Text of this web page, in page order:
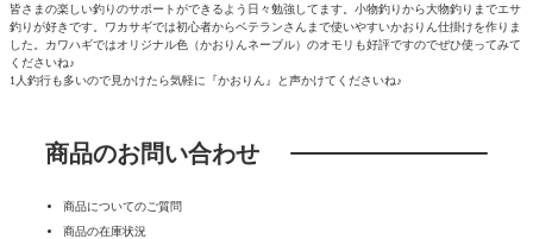
皆さまの楽しい釣りのサポートができるよう日々勉強してます。小物釣りから大物釣りまでエサ
釣りが好きです。ワカサギでは初心者からベテランさんまで使いやすいかおりん仕掛けを作りま
した。カワハギではオリジナル色（かおりんネーブル）のオモリも好評ですのでぜひ使ってみて
くださいね♪
1人釣行も多いので見かけたら気軽に『かおりん』と声かけてくださいね♪
商品のお問い合わせ
商品についてのご質問
商品の在庫状況